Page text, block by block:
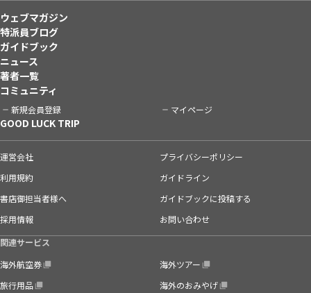
ウェブマガジン
特派員ブログ
ガイドブック
ニュース
著者一覧
コミュニティ
新規会員登録 マイページ
GOOD LUCK TRIP
運営会社
プライバシーポリシー
利用規約
ガイドライン
書店御担当者様へ
ガイドブックに投稿する
採用情報
お問い合わせ
関連サービス
海外航空券
海外ツアー
旅行用品
海外のおみやげ